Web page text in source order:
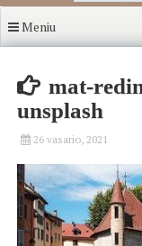
Meniu
mat-
unsplash
26 vasario, 2021